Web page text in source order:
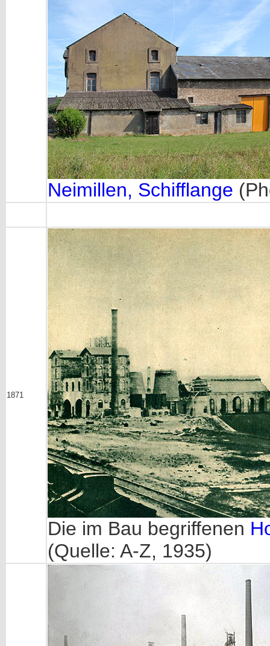
Neimillen, Schifflange
1871
Die im Bau begriffenen
(Quelle: A-Z, 1935)